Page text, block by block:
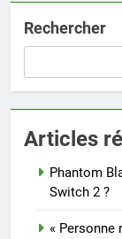
Rechercher
Articles
Phantom
Switch 2 ?
« Personne